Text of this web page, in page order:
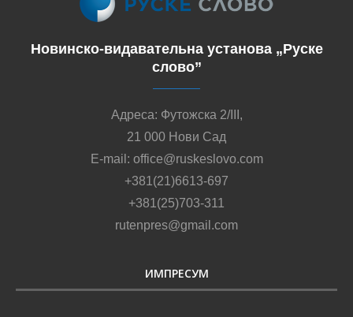
Новинско-видавательна установа „Руске
слово”
Адреса: Футожска 2/III,
21 000 Нови Сад
E-mail: office@ruskeslovo.com
+381(21)6613-697
+381(25)703-311
rutenpres@gmail.com
ИМПРЕСУМ